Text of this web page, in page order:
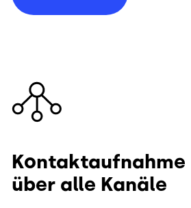
Bild
Kontaktaufnahme
über alle Kanäle